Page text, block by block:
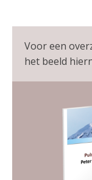
Voor een
het beeld